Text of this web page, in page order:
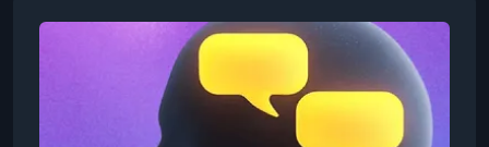
ангедонияРазберётесь, как эти состояния
влияют на эмоции, мышление и повседневные
решения, и научитесь отличать их от
обычного переу